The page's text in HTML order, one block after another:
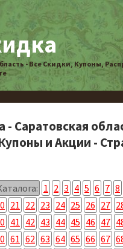
- Все Скидки, Купоны,
- Саратовская
и Акции -
1 2 3 4 5 6 7 8
21 22 23 24 25 26 27
41 42 43 44 45 46 47
61 62 63 64 65 66 67